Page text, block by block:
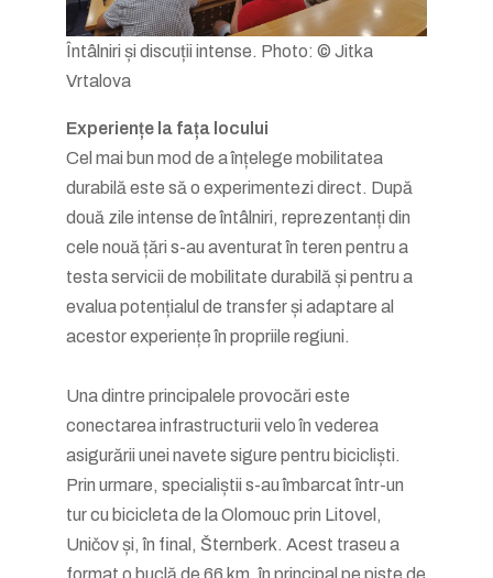
Întâlniri și discuții intense. Photo: © Jitka
Vrtalova
Experiențe la fața locului
Cel mai bun mod de a înțelege mobilitatea
durabilă este să o experimentezi direct. După
două zile intense de întâlniri, reprezentanți din
cele nouă țări s-au aventurat în teren pentru a
testa servicii de mobilitate durabilă și pentru a
evalua potențialul de transfer și adaptare al
acestor experiențe în propriile regiuni.
Una dintre principalele provocări este
conectarea infrastructurii velo în vederea
asigurării unei navete sigure pentru bicicliști.
Prin urmare, specialiștii s-au îmbarcat într-un
tur cu bicicleta de la Olomouc prin Litovel,
Uničov și, în final, Šternberk. Acest traseu a